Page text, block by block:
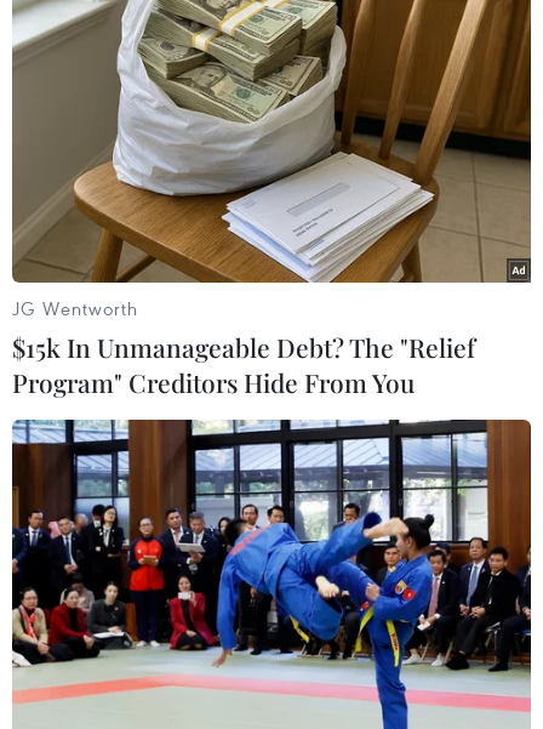
TIN LIÊN QUAN
Liên minh châu Âu nhập khẩu khí tự nhiên
hóa lỏng cao kỷ lục từ Nga
06/12/2023 04:25
Trong tháng trước, Pháp và Bỉ là hai nước mua nhiều khí
hóa lỏng của Nga nhất. Hai nước này nhập LNG từ các
doanh nghiệp ở bán đảo Yamal và thị trấn Vysotsk.
JG Wentworth
$15k In Unmanageable Debt? The "Relief
Program" Creditors Hide From You